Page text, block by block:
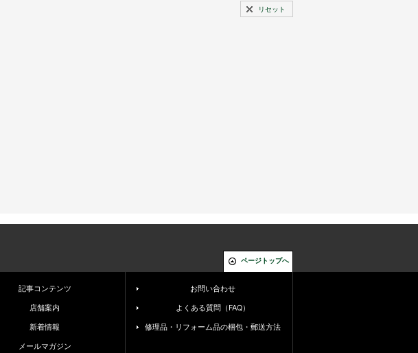
リセット
ページトップへ
記事コンテンツ
店舗案内
新着情報
メールマガジン
お問い合わせ
よくある質問（FAQ）
修理品・リフォーム品の梱包・郵送方法